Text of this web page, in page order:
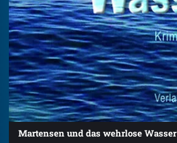
Martensen und das wehrlose Wasser